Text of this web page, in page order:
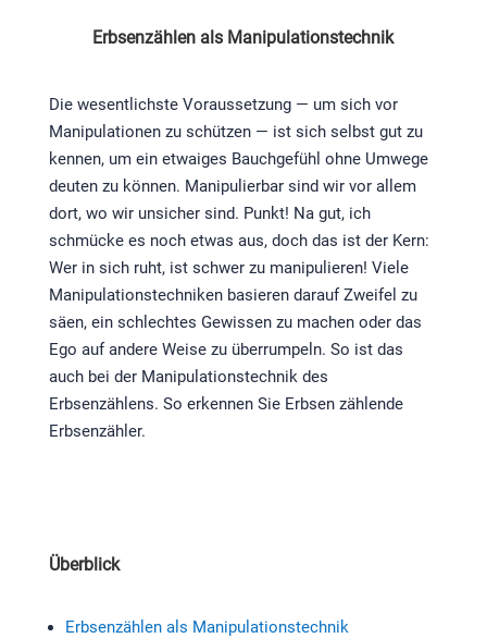
Erbsenzählen als Manipulationstechnik
Die wesentlichste Voraussetzung — um sich vor
Manipulationen zu schützen — ist sich selbst gut zu
kennen, um ein etwaiges Bauchgefühl ohne Umwege
deuten zu können. Manipulierbar sind wir vor allem
dort, wo wir unsicher sind. Punkt! Na gut, ich
schmücke es noch etwas aus, doch das ist der Kern:
Wer in sich ruht, ist schwer zu manipulieren! Viele
Manipulationstechniken basieren darauf Zweifel zu
säen, ein schlechtes Gewissen zu machen oder das
Ego auf andere Weise zu überrumpeln. So ist das
auch bei der Manipulationstechnik des
Erbsenzählens. So erkennen Sie Erbsen zählende
Erbsenzähler.
Überblick
Erbsenzählen als Manipulationstechnik